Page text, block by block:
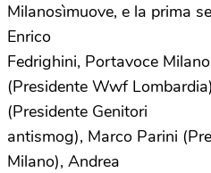
Milanosìmuove, e la prima
Enrico
Fedrighini, Portavoce
(Presidente Wwf
(Presidente Genitori
antismog), Marco Parini
Milano), Andrea